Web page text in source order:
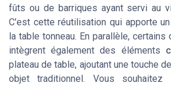
fûts ou de barriques ayant servi au
C'est cette réutilisation qui apporte
la table tonneau. En parallèle,
intègrent également des éléments
plateau de table, ajoutant une touche
objet traditionnel. Vous souhaitez